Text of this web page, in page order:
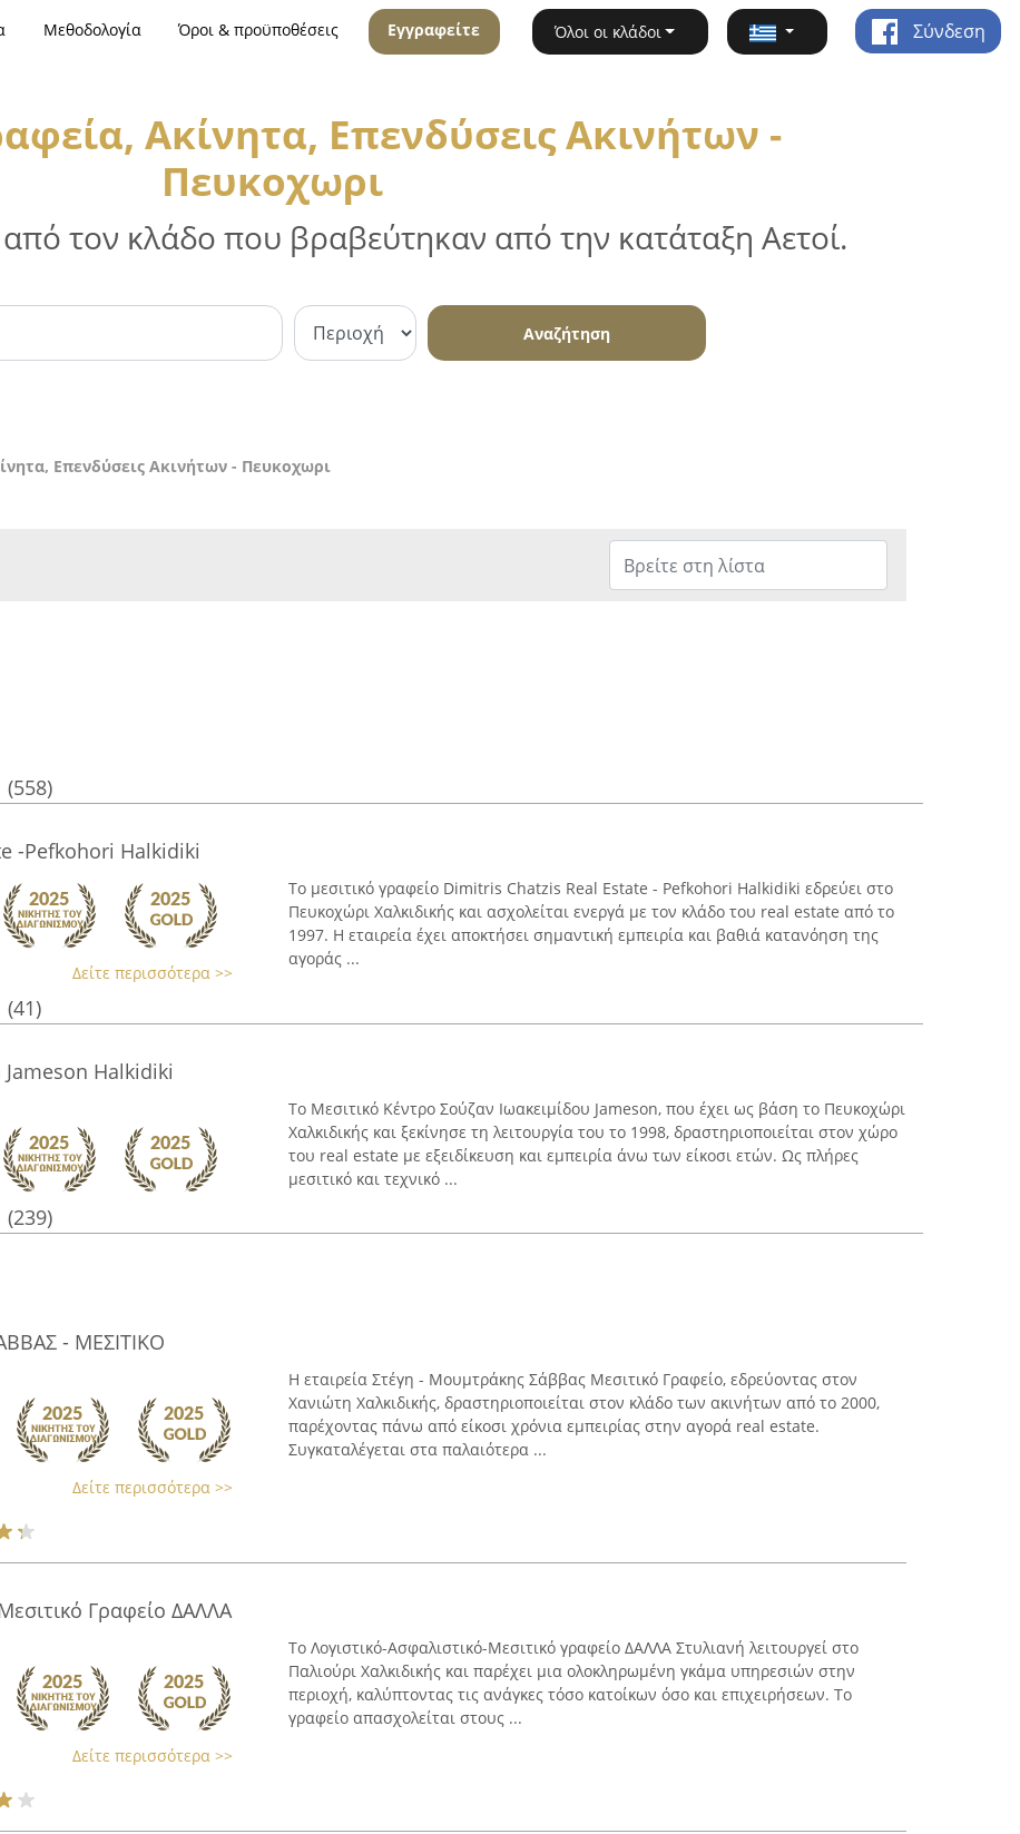
Μεθοδολογία Όροι & προϋποθέσεις Εγγραφείτε Όλοι οι κλάδοι Σύνδεση
Ακίνητα, Επενδύσεις Ακινήτων -
Πευκοχωρι
από τον κλάδο που βραβεύτηκαν από την κατάταξη Αετοί.
Αναζήτηση
Επενδύσεις Ακινήτων - Πευκοχωρι
(558)
-Pefkohori Halkidiki
Δείτε περισσότερα >>
(41)
Το μεσιτικό γραφείο Dimitris Chatzis Real Estate - Pefkohori Halkidiki εδρεύει στο
Πευκοχώρι Χαλκιδικής και ασχολείται ενεργά με τον κλάδο του real estate από το
1997. Η εταιρεία έχει αποκτήσει σημαντική εμπειρία και βαθιά κατανόηση της
αγοράς ...
Jameson Halkidiki
(239)
Το Μεσιτικό Κέντρο Σούζαν Ιωακειμίδου Jameson, που έχει ως βάση το Πευκοχώρι
Χαλκιδικής και ξεκίνησε τη λειτουργία του το 1998, δραστηριοποιείται στον χώρο
του real estate με εξειδίκευση και εμπειρία άνω των είκοσι ετών. Ως πλήρες
μεσιτικό και τεχνικό ...
- ΜΕΣΙΤΙΚΟ
Δείτε περισσότερα >>
Η εταιρεία Στέγη - Μουμτράκης Σάββας Μεσιτικό Γραφείο, εδρεύοντας στον
Χανιώτη Χαλκιδικής, δραστηριοποιείται στον κλάδο των ακινήτων από το 2000,
παρέχοντας πάνω από είκοσι χρόνια εμπειρίας στην αγορά real estate.
Συγκαταλέγεται στα παλαιότερα ...
Γραφείο ΔΑΛΛΑ
Δείτε περισσότερα >>
Το Λογιστικό-Ασφαλιστικό-Μεσιτικό γραφείο ΔΑΛΛΑ Στυλιανή λειτουργεί στο
Παλιούρι Χαλκιδικής και παρέχει μια ολοκληρωμένη γκάμα υπηρεσιών στην
περιοχή, καλύπτοντας τις ανάγκες τόσο κατοίκων όσο και επιχειρήσεων. Το
γραφείο απασχολείται στους ...